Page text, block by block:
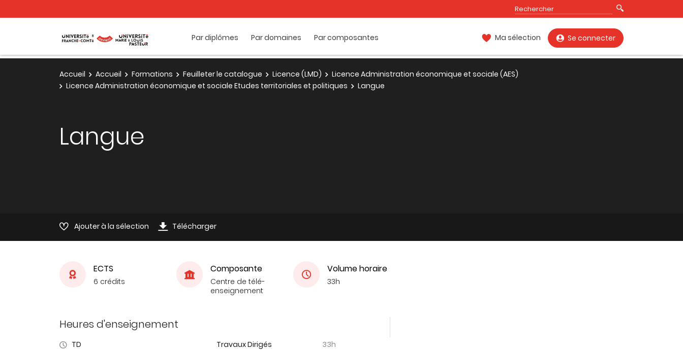
Par diplômes Par domaines Par composantes Ma sélection Se connecter
Accueil Accueil Formations Feuilleter le catalogue Licence (LMD)
Licence Administration économique et sociale (AES)
Licence Administration économique et sociale Etudes territoriales et politiques
Langue
Langue
Ajouter à la sélection Télécharger
ECTS
6 crédits
Composante
Centre de télé-
enseignement
Volume horaire
33h
Heures d'enseignement
TD Travaux Dirigés 33h